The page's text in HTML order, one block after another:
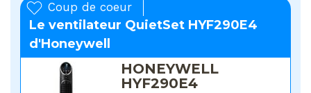
Coup de coeur
Le ventilateur QuietSet HYF290E4
d'Honeywell
HONEYWELL
HYF290E4